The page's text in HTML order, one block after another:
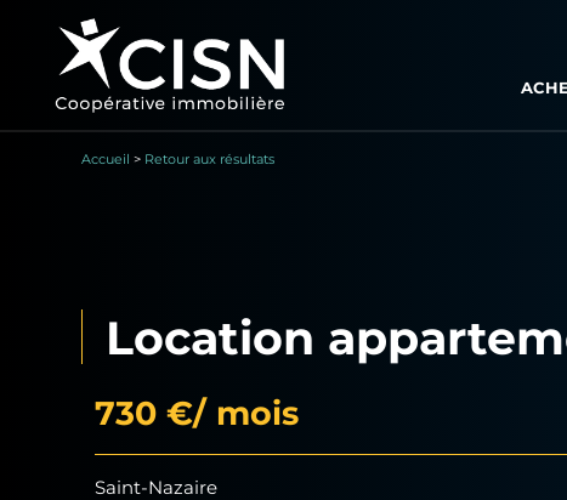
Accueil > Retour aux résultats
Location
730 €/ mois
Saint-Nazaire